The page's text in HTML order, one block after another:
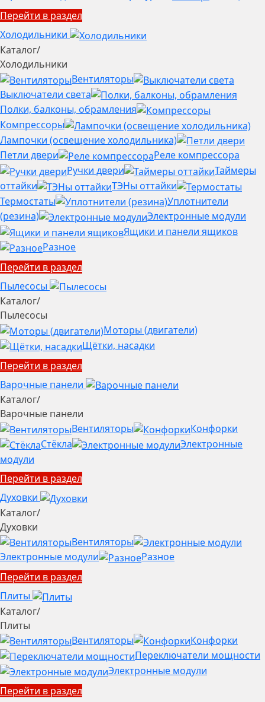
Перейти в раздел
Холодильники
Каталог/
Холодильники
Вентиляторы
Выключатели света
Полки, балконы, обрамления
Компрессоры
Лампочки (освещение холодильника)
Петли двери
Реле компрессора
Ручки двери
Таймеры
оттайки
ТЭНы оттайки
Термостаты
Уплотнители
(резина)
Электронные модули
Ящики и панели ящиков
Разное
Перейти в раздел
Пылесосы
Каталог/
Пылесосы
Моторы (двигатели)
Щётки, насадки
Перейти в раздел
Варочные панели
Каталог/
Варочные панели
Вентиляторы
Конфорки
Стёкла
Электронные
модули
Перейти в раздел
Духовки
Каталог/
Духовки
Вентиляторы
Электронные модули
Разное
Перейти в раздел
Плиты
Каталог/
Плиты
Вентиляторы
Конфорки
Переключатели мощности
Электронные модули
Перейти в раздел